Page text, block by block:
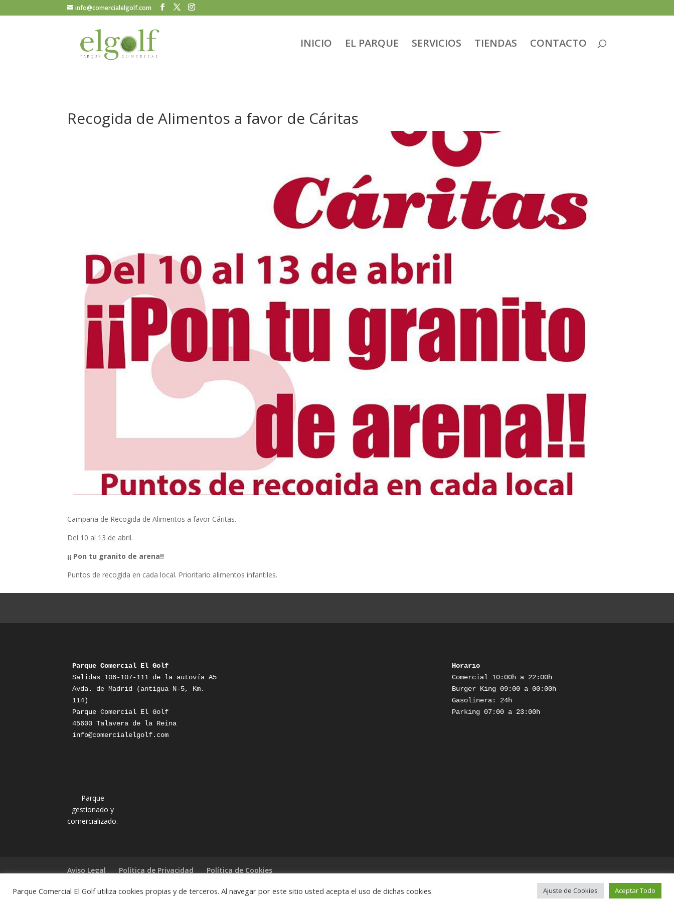
info@comercialelgolf.com
INICIO EL PARQUE SERVICIOS TIENDAS CONTACTO
Recogida de Alimentos a favor de Cáritas
Campaña de Recogida de Alimentos a favor Cáritas.
Del 10 al 13 de abril.
¡¡ Pon tu granito de arena!!
Puntos de recogida en cada local. Prioritario alimentos infantiles.
Parque Comercial El Golf
Salidas 106-107-111 de la autovía A5
Avda. de Madrid (antigua N-5, Km.
114)
Parque Comercial El Golf
info@comercialelgolf.com
Parque
gestionado y
comercializado.
Horario
Comercial 10:00h a 22:00h
Burger King 09:00 a 00:00h
Gasolinera: 24h
Parking 07:00 a 23:00h
Aviso Legal Política de Privacidad Política de Cookies
Parque Comercial El Golf utiliza cookies propias y de terceros. Al navegar por este sitio usted acepta el uso de dichas cookies. Ajuste de Cookies Aceptar Todo